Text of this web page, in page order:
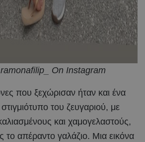
On Instagram
που ξεχώρισαν ήταν και ένα
στιγμιότυπο του ζευγαριού, με
και χαμογελαστούς,
το απέραντο γαλάζιο. Μια εικόνα